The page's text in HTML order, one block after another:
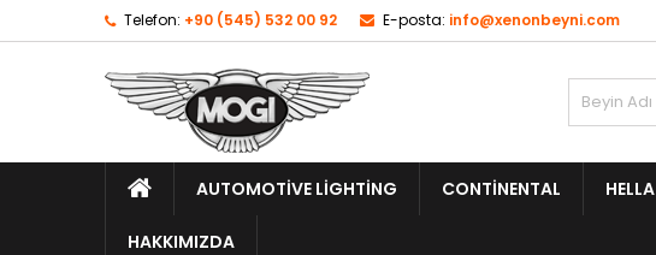
Telefon: +90 (545) 532 00 92 E-posta: info@xenonbeyni.com
AUTOMOTIVE LIGHTING CONTINENTAL HELLA
HAKKIMIZDA